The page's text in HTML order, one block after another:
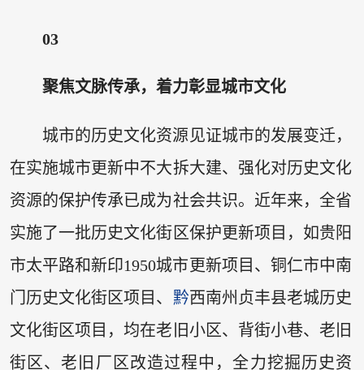
03
聚焦文脉传承，着力彰显城市文化
城市的历史文化资源见证城市的发展变迁，
在实施城市更新中不大拆大建、强化对历史文化
资源的保护传承已成为社会共识。近年来，全省
实施了一批历史文化街区保护更新项目，如贵阳
市太平路和新印1950城市更新项目、铜仁市中南
门历史文化街区项目、 黔西南州贞丰县老城历史
文化街区项目，均在老旧小区、背街小巷、老旧
街区、老旧厂区改造过程中，全力挖掘历史资